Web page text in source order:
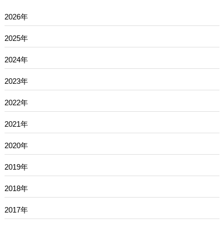
2026年
2025年
2024年
2023年
2022年
2021年
2020年
2019年
2018年
2017年